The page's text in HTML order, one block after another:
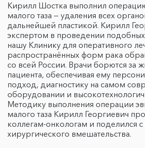
Кирилл Шостка выполнил
малого таза — удаления всех
дальнейшей пластикой. Кирилл
экспертом в проведении
нашу Клинику для оперативного
распространённых форм рака
со всей России. Врачи борются за
пациента, обеспечивая ему
подход, диагностику на самом
оборудовании и
Методику выполнения операции
малого таза Кирилл Георгиевич
коллегам-онкологам и поделился
хирургического вмешательства.